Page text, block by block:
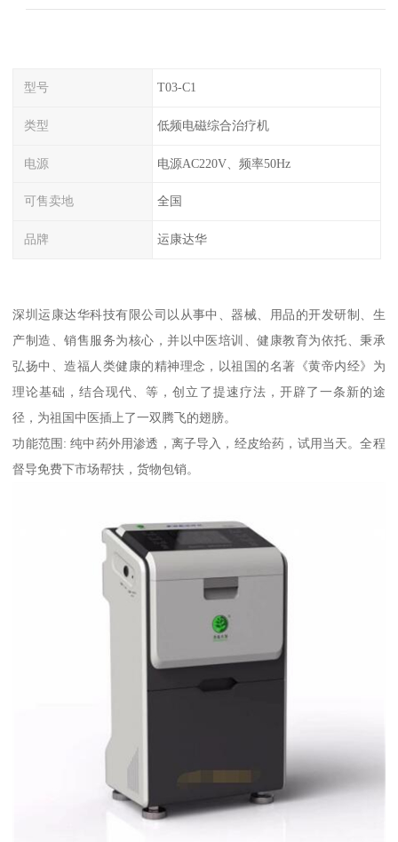
型号 T03-C1
类型 低频电磁综合治疗机
电源 电源AC220V、频率50Hz
可售卖地 全国
品牌 运康达华
深圳运康达华科技有限公司以从事中、器械、用品的开发研制、生
产制造、销售服务为核心，并以中医培训、健康教育为依托、秉承
弘扬中、造福人类健康的精神理念，以祖国的名著《黄帝内经》为
理论基础，结合现代、等，创立了提速疗法，开辟了一条新的途
径，为祖国中医插上了一双腾飞的翅膀。
功能范围: 纯中药外用渗透，离子导入，经皮给药，试用当天。全程
督导免费下市场帮扶，货物包销。